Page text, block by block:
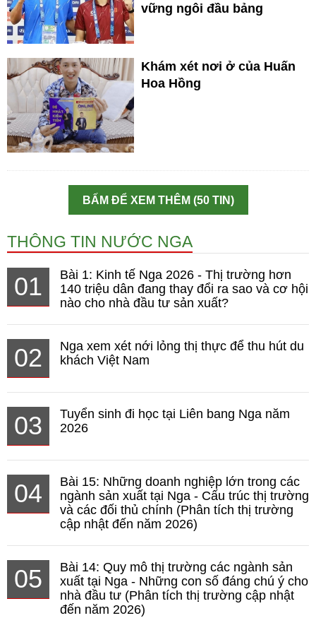
vững ngôi đầu bảng
Khám xét nơi ở của Huấn
Hoa Hồng
BẤM ĐỂ XEM THÊM (50 TIN)
THÔNG TIN NƯỚC NGA
01
Bài 1: Kinh tế Nga 2026 - Thị trường hơn
140 triệu dân đang thay đổi ra sao và cơ hội
nào cho nhà đầu tư sản xuất?
02
Nga xem xét nới lỏng thị thực để thu hút du
khách Việt Nam
03
Tuyển sinh đi học tại Liên bang Nga năm
2026
04
Bài 15: Những doanh nghiệp lớn trong các
ngành sản xuất tại Nga - Cấu trúc thị trường
và các đối thủ chính (Phân tích thị trường
cập nhật đến năm 2026)
05
Bài 14: Quy mô thị trường các ngành sản
xuất tại Nga - Những con số đáng chú ý cho
nhà đầu tư (Phân tích thị trường cập nhật
đến năm 2026)